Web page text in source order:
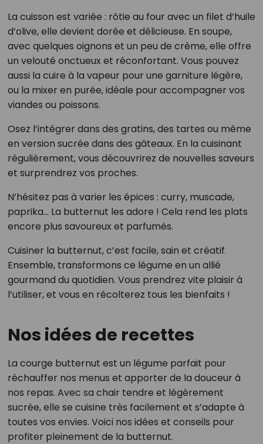
La cuisson est variée : rôtie au four avec un filet d’huile
d’olive, elle devient dorée et délicieuse. En soupe,
avec quelques oignons et un peu de crème, elle offre
un velouté onctueux et réconfortant. Vous pouvez
aussi la cuire à la vapeur pour une garniture légère,
ou la mixer en purée, idéale pour accompagner vos
viandes ou poissons.
Osez l’intégrer dans des gratins, des tartes ou même
en version sucrée dans des gâteaux. En la cuisinant
régulièrement, vous découvrirez de nouvelles saveurs
et surprendrez vos proches.
N’hésitez pas à varier les épices : curry, muscade,
paprika… La butternut les adore ! Cela rend les plats
encore plus savoureux et parfumés.
Cuisiner la butternut, c’est facile, sain et créatif.
Ensemble, transformons ce légume en un allié
gourmand du quotidien. Vous prendrez vite plaisir à
l’utiliser, et vous en récolterez tous les bienfaits !
Nos idées de recettes
La courge butternut est un légume parfait pour
réchauffer nos menus et apporter de la douceur à
nos repas. Avec sa chair tendre et légèrement
sucrée, elle se cuisine très facilement et s’adapte à
toutes vos envies. Voici nos idées et conseils pour
profiter pleinement de la butternut.